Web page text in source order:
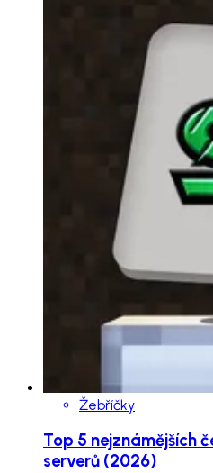
Žebříčky
Top 5 nejznámějších
serverů (2026)